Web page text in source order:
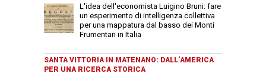
L'idea dell'economista Luigino Bruni: fare
un esperimento di intelligenza collettiva
per una mappatura dal basso dei Monti
Frumentari in Italia
SANTA VITTORIA IN MATENANO: DALL’AMERICA
PER UNA RICERCA STORICA